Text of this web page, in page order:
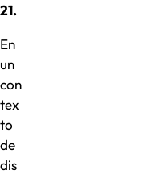
21.
En
un
con
tex
to
de
dis